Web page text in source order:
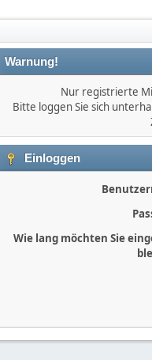
Warnung!
Nur registrierte
Bitte loggen Sie sich
Einloggen
Wie lang möchten Sie